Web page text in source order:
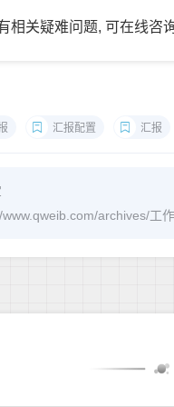
相关疑难问题, 可在线咨
汇报配置 汇报
archives/工